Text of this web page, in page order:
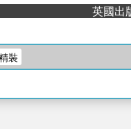
英國出版
裝